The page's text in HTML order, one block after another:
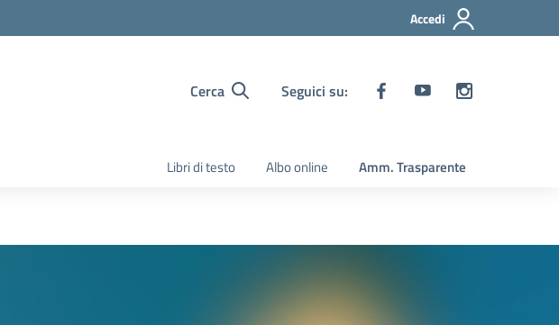
Accedi
Cerca Seguici su:
Libri di testo Albo online Amm. Trasparente